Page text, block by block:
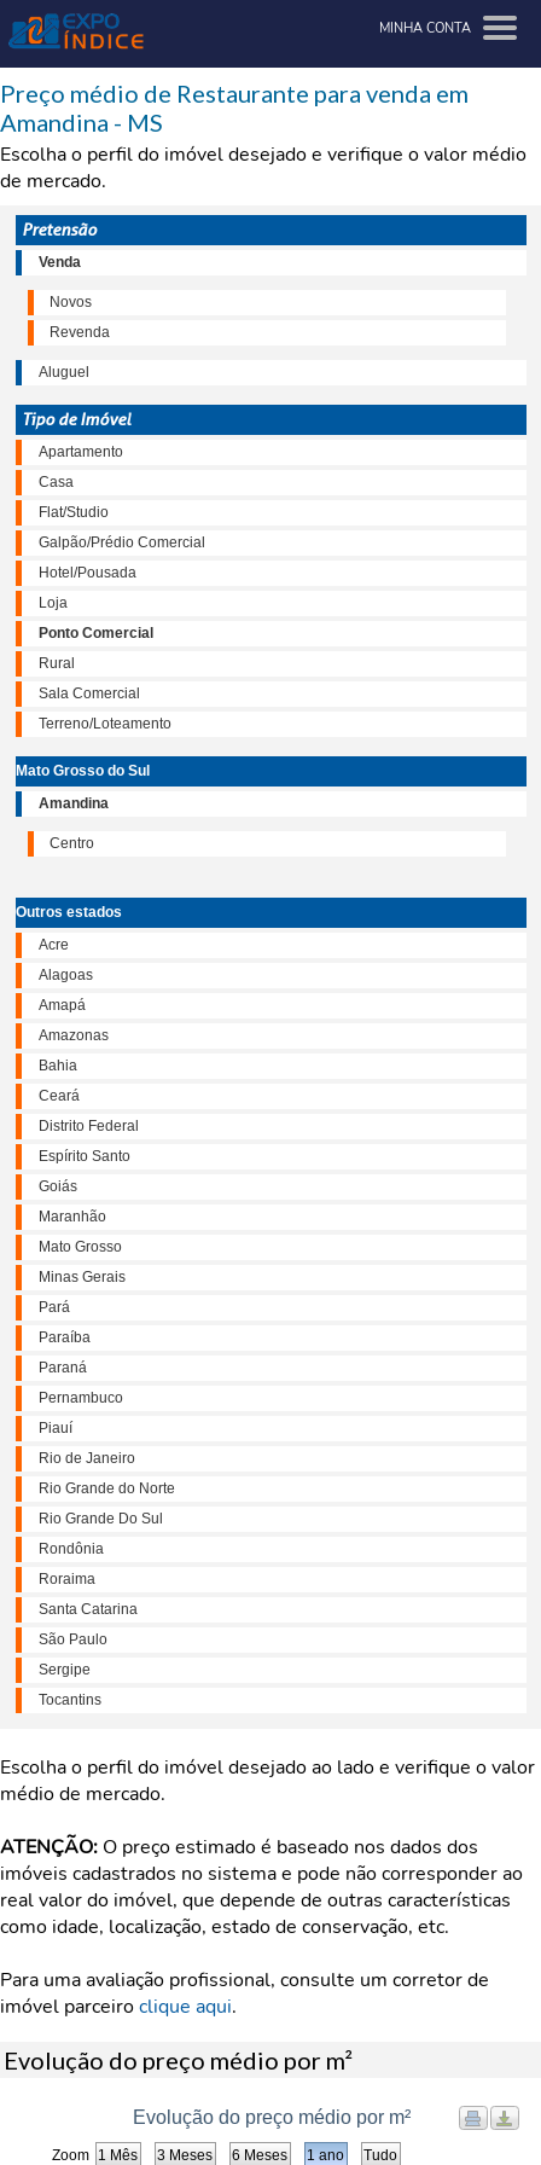
MINHA CONTA
Preço médio de Restaurante para venda em
Amandina - MS
Escolha o perfil do imóvel desejado e verifique o valor médio
de mercado.
Pretensão
Venda
Novos
Revenda
Aluguel
Tipo de Imóvel
Apartamento
Casa
Flat/Studio
Galpão/Prédio Comercial
Hotel/Pousada
Loja
Ponto Comercial
Rural
Sala Comercial
Terreno/Loteamento
Mato Grosso do Sul
Amandina
Centro
Outros estados
Acre
Alagoas
Amapá
Amazonas
Bahia
Ceará
Distrito Federal
Espírito Santo
Goiás
Maranhão
Mato Grosso
Minas Gerais
Pará
Paraíba
Paraná
Pernambuco
Piauí
Rio de Janeiro
Rio Grande do Norte
Rio Grande Do Sul
Rondônia
Roraima
Santa Catarina
São Paulo
Sergipe
Tocantins
Escolha o perfil do imóvel desejado ao lado e verifique o valor
médio de mercado.
ATENÇÃO: O preço estimado é baseado nos dados dos
imóveis cadastrados no sistema e pode não corresponder ao
real valor do imóvel, que depende de outras características
como idade, localização, estado de conservação, etc.
Para uma avaliação profissional, consulte um corretor de
imóvel parceiroclique aqui.
Evolução do preço médio por m²
Zoom
Evolução do preço médio por m²
1 Mês 3 Meses 6 Meses 1 ano Tudo